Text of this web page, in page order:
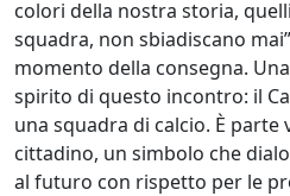
colori della nostra storia,
squadra, non sbiadiscano
momento della consegna.
spirito di questo incontro: il
una squadra di calcio. È
cittadino, un simbolo che
al futuro con rispetto per le